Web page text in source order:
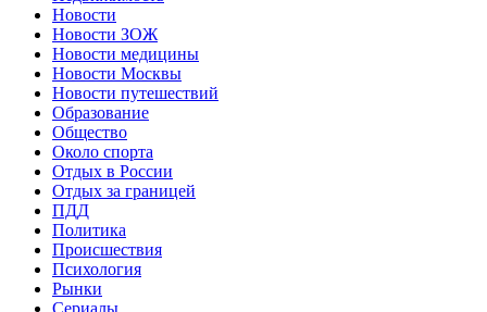
Новости
Новости ЗОЖ
Новости медицины
Новости Москвы
Новости путешествий
Образование
Общество
Около спорта
Отдых в России
Отдых за границей
ПДД
Политика
Происшествия
Психология
Рынки
Сериалы